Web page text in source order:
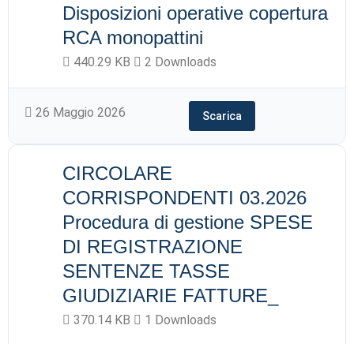
Disposizioni operative copertura
RCA monopattini
440.29 KB 2 Downloads
26 Maggio 2026 Scarica
CIRCOLARE
CORRISPONDENTI 03.2026
Procedura di gestione SPESE
DI REGISTRAZIONE
SENTENZE TASSE
GIUDIZIARIE FATTURE_
370.14 KB 1 Downloads